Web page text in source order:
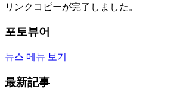
リンクコピーが完了しました。
포토뷰어
뉴스 메뉴 보기
最新記事